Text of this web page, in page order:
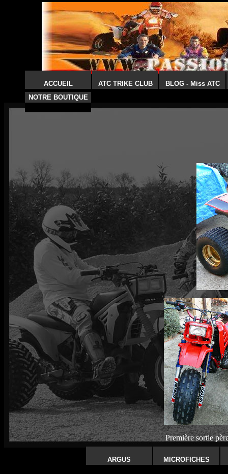
Première sortie
ACCUEIL ATC TRIKE CLUB
BLOG - Miss ATC
NOTRE BOUTIQUE
ARGUS MICROFICHES